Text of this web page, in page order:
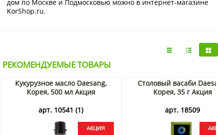
дом по Москве и Подмосковью можно в интернет-магазине
KorShop.ru.
РЕКОМЕНДУЕМЫЕ ТОВАРЫ
Кукурузное масло Daesang,
Корея, 500 мл Акция
арт. 10541 (1)
Столовый васаби
Корея, 35 г Акция
арт. 18509